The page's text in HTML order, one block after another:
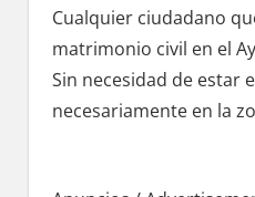
Cualquier ciudadano
matrimonio civil en el
Sin necesidad dе estar
necesariamente en la